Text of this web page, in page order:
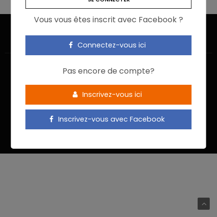
Vous vous êtes inscrit avec Facebook ?
Connectez-vous ici
Pas encore de compte?
Inscrivez-vous ici
Inscrivez-vous avec Facebook
ACCUEIL JE M’INSCRIS
NOUS CONTACTER
MENTIONS LÉGALES
POLITIQUE DE CONFIDENTIALITÉ
Food In Action © 2022